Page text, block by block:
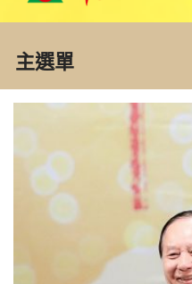
主選單